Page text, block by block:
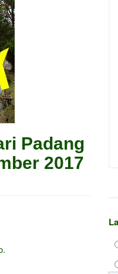
Padang
2017